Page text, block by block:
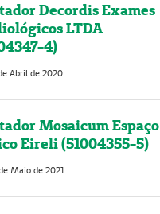
Decordis Exames
LTDA
4)
Abril de 2020
Mosaicum Espaço
Eireli (51004355-5)
Maio de 2021